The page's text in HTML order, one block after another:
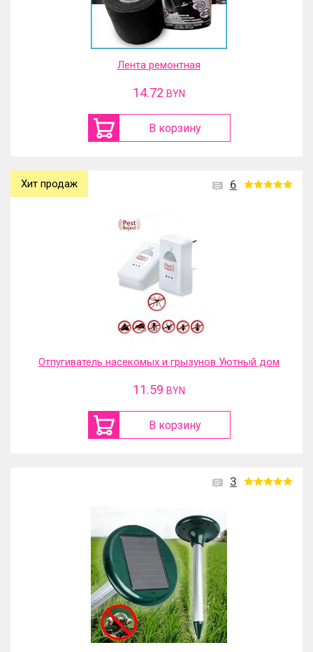
Лента ремонтная
14.72 BYN
В корзину
6
Хит продаж
Отпугиватель насекомых и грызунов Уютный дом
11.59 BYN
В корзину
3